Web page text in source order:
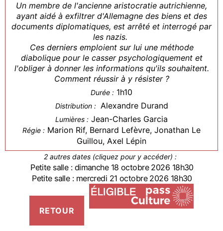
Un membre de l'ancienne aristocratie autrichienne,
ayant aidé à exfiltrer d'Allemagne des biens et des
documents diplomatiques, est arrêté et interrogé par
les nazis.
Ces derniers emploient sur lui une méthode
diabolique pour le casser psychologiquement et
l'obliger à donner les informations qu'ils souhaitent.
Comment réussir à y résister ?
Durée : 1h10
Distribution : Alexandre Durand
Lumières : Jean-Charles Garcia
Régie : Marion Rif, Bernard Lefèvre, Jonathan Le
Guillou, Axel Lépin
2 autres dates (cliquez pour y accéder) :
Petite salle : dimanche 18 octobre 2026 18h30
Petite salle : mercredi 21 octobre 2026 18h30